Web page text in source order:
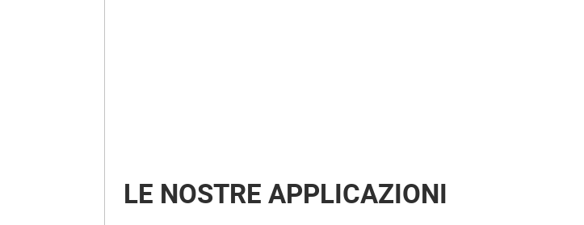
LE NOSTRE APPLICAZIONI